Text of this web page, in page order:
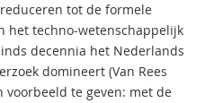
tot de formele
het techno-wetenschappelijk
decennia het Nederlands
domineert (Van Rees
voorbeeld te geven: met de